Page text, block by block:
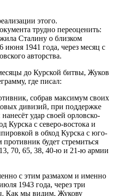
этого.
трудно переоценить:
Сталину о близком
июня 1941 года, через месяц с
авторства.
до Курской битвы, Жуков
где писал:
собрав максимум своих
дивизий, при поддержке
удар своей орловско-
Курска с северо-востока и
в обход Курска с юго-
будет стремиться
70, 65, 38, 40-ю и 21-ю армии
с этим размахом и именно
1943 года, через три
Как мы видим, Жукову